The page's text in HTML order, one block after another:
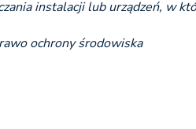
instalacji lub urządzeń, w
ochrony środowiska